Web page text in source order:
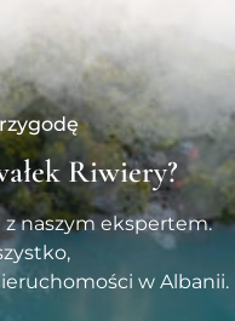
Riwiery?
naszym ekspertem.
w Albanii.